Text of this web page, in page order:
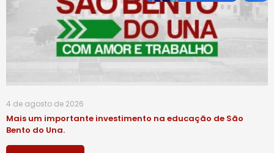
4 de agosto de 2026
Mais um importante investimento na educação de São
Bento do Una.